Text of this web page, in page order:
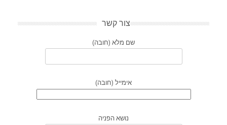
צור קשר
שם מלא (חובה)
אימייל (חובה)
נושא הפניה